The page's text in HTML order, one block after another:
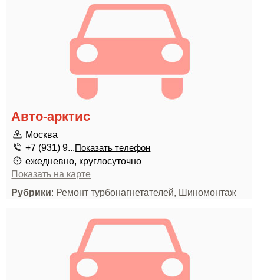
Авто-арктис
Москва
+7 (931) 9...Показать телефон
ежедневно, круглосуточно
Показать на карте
Рубрики: Ремонт турбонагнетателей, Шиномонтаж